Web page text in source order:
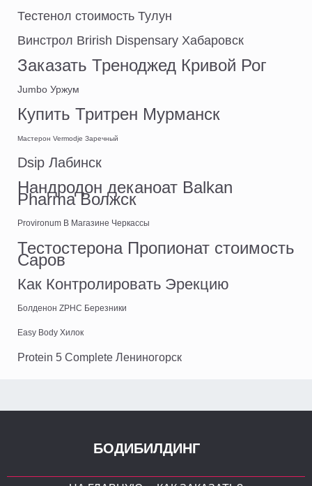
Тестенол стоимость Тулун
Винстрол Brirish Dispensary Хабаровск
Заказать Треноджед Кривой Рог
Jumbo Уржум
Купить Тритрен Мурманск
Мастерон Vermodje Заречный
Dsip Лабинск
Нандродон деканоат Balkan
Pharma Волжск
Provironum В Магазине Черкассы
Тестостерона Пропионат стоимость
Саров
Как Контролировать Эрекцию
Болденон ZPHC Березники
Easy Body Хилок
Protein 5 Complete Лениногорск
БОДИБИЛДИНГ